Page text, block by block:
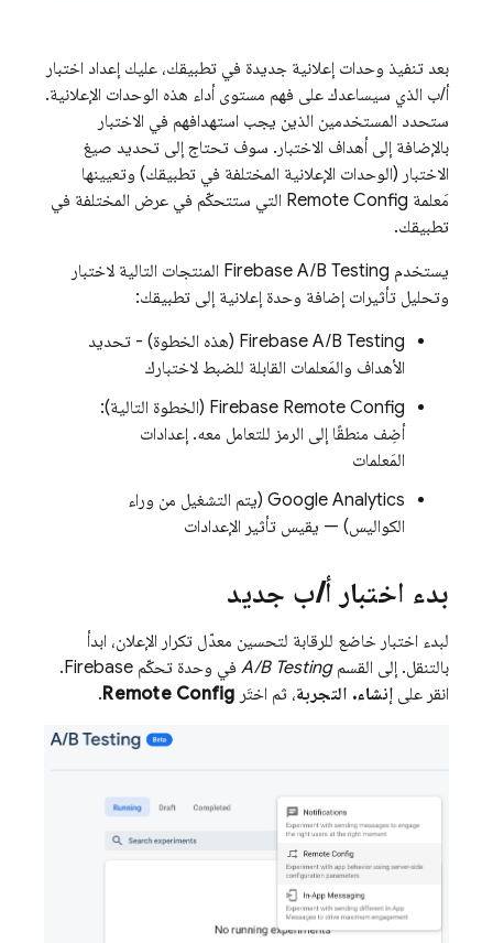
بعد تنفيذ وحدات إعلانية جديدة في تطبيقك، عليك إعداد اختبار
أ/ب الذي سيساعدك على فهم مستوى أداء هذه الوحدات الإعلانية.
ستحدد المستخدمين الذين يجب استهدافهم في الاختبار
بالإضافة إلى أهداف الاختبار. سوف تحتاج إلى تحديد صيغ
الاختبار (الوحدات الإعلانية المختلفة في تطبيقك) وتعيينها
مَعلمة Remote Config التي ستتحكّم في عرض المختلفة في
تطبيقك.
يستخدم Firebase A/B Testing المنتجات التالية لاختبار
وتحليل تأثيرات إضافة وحدة إعلانية إلى تطبيقك:
Firebase A/B Testing (هذه الخطوة) - تحديد
الأهداف والمَعلمات القابلة للضبط لاختبارك
Firebase Remote Config (الخطوة التالية):
أضِف منطقًا إلى الرمز للتعامل معه. إعدادات
المَعلمات
Google Analytics (يتم التشغيل من وراء
الكواليس) — يقيس تأثير الإعدادات
بدء اختبار أ/ب جديد
لبدء اختبار خاضع للرقابة لتحسين معدّل تكرار الإعلان، ابدأ
بالتنقل. إلى القسمA/B Testing في وحدة تحكّم Firebase
.
انقر على إنشاء. التجربة، ثم اختَر Remote Config
.